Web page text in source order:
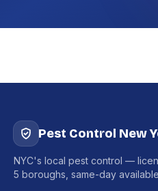
Pest Control New
NYC's local pest control —
5 boroughs, same-day